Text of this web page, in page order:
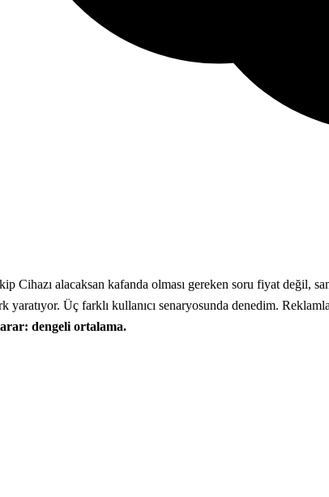
Cihazı alacaksan kafanda olması gereken soru fiyat değil,
yaratıyor. Üç farklı kullanıcı senaryosunda denedim.
dengeli ortalama.